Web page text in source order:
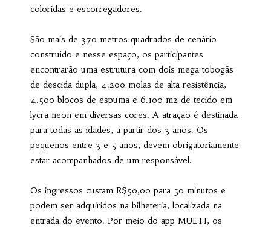
coloridas e escorregadores.
São mais de 370 metros quadrados de cenário
construído e nesse espaço, os participantes
encontrarão uma estrutura com dois mega tobogãs
de descida dupla, 4.200 molas de alta resistência,
4.500 blocos de espuma e 6.100 m2 de tecido em
lycra neon em diversas cores. A atração é destinada
para todas as idades, a partir dos 3 anos. Os
pequenos entre 3 e 5 anos, devem obrigatoriamente
estar acompanhados de um responsável.
Os ingressos custam R$50,00 para 50 minutos e
podem ser adquiridos na bilheteria, localizada na
entrada do evento. Por meio do app MULTI, os